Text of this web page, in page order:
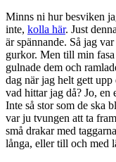
Minns ni hur besviken
inte, kolla här. Just
är spännande. Så jag
gurkor. Men till min
gulnade dem och
dag när jag helt gett
vad hittar jag då? Jo, en
Inte så stor som de ska
var ju tvungen att ta
små drakar med
långa, eller till och med